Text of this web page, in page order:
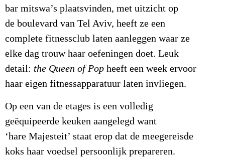
bar mitswa’s plaatsvinden, met uitzicht op
de boulevard van Tel Aviv, heeft ze een
complete fitnessclub laten aanleggen waar ze
elke dag trouw haar oefeningen doet. Leuk
detail: the Queen of Pop heeft een week ervoor
haar eigen fitnessapparatuur laten invliegen.
Op een van de etages is een volledig
geëquipeerde keuken aangelegd want
‘hare Majesteit’ staat erop dat de meegereisde
koks haar voedsel persoonlijk prepareren.